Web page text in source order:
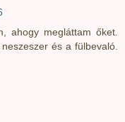
ahogy megláttam őket.
és a fülbevaló.